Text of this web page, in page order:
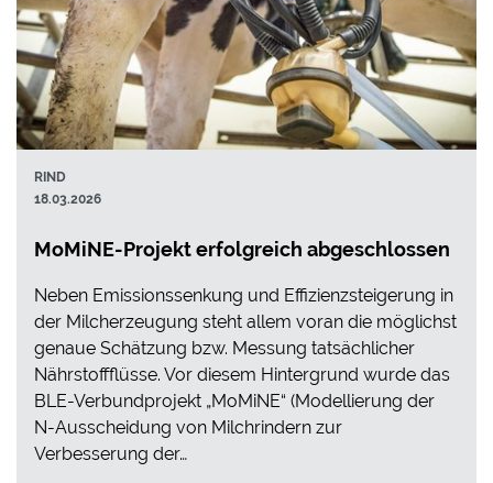
RIND
18.03.2026
MoMiNE-Projekt erfolgreich abgeschlossen
Neben Emissionssenkung und Effizienzsteigerung in
der Milcherzeugung steht allem voran die möglichst
genaue Schätzung bzw. Messung tatsächlicher
Nährstoffflüsse. Vor diesem Hintergrund wurde das
BLE-Verbundprojekt „MoMiNE“ (Modellierung der
N-Ausscheidung von Milchrindern zur
Verbesserung der…